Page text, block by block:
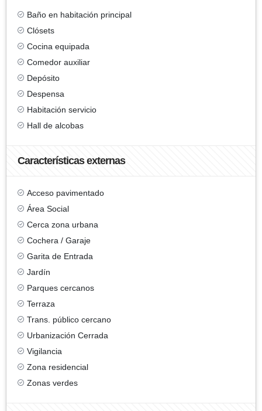
Baño en habitación principal
Clósets
Cocina equipada
Comedor auxiliar
Depósito
Despensa
Habitación servicio
Hall de alcobas
Características externas
Acceso pavimentado
Área Social
Cerca zona urbana
Cochera / Garaje
Garita de Entrada
Jardín
Parques cercanos
Terraza
Trans. público cercano
Urbanización Cerrada
Vigilancia
Zona residencial
Zonas verdes